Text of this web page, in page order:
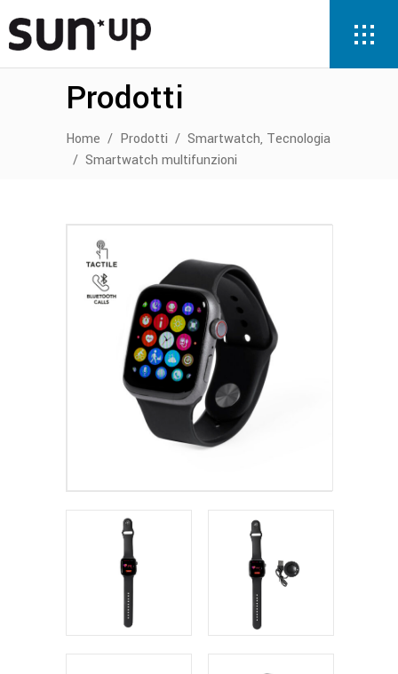
Prodotti
Home / Prodotti / Smartwatch, Tecnologia
/ Smartwatch multifunzioni